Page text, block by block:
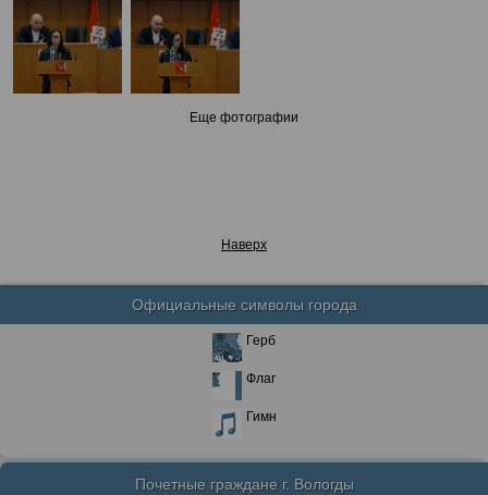
Еще фотографии
Наверх
Официальные символы города
Герб
Флаг
Гимн
Почетные граждане г. Вологды